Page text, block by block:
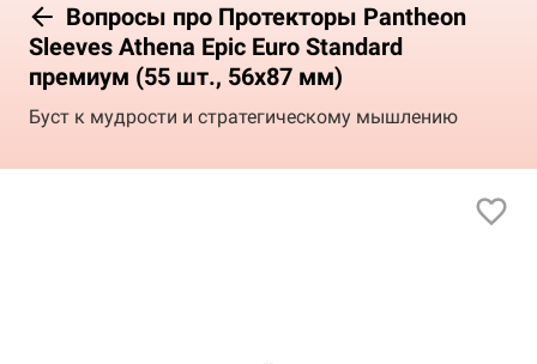
Вопросы про Протекторы Pantheon
Sleeves Athena Epic Euro Standard
премиум (55 шт., 56x87 мм)
Буст к мудрости и стратегическому мышлению